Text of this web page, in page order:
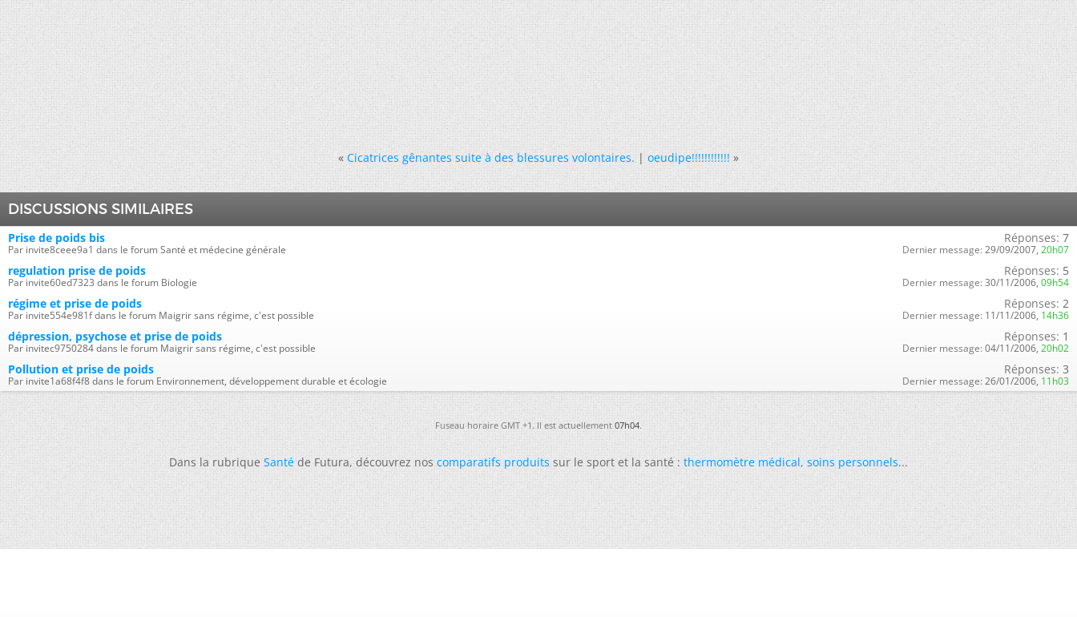
« Cicatrices gênantes suite à des blessures volontaires.|oeudipe!!!!!!!!!!!! »
DISCUSSIONS SIMILAIRES
Prise de poids bis
Par invite8ceee9a1 dans le forum Santé et médecine générale
Réponses: 7
Dernier message: 29/09/2007, 20h07
regulation prise de poids
Par invite60ed7323 dans le forum Biologie
Réponses: 5
Dernier message: 30/11/2006, 09h54
régime et prise de poids
Par invite554e981f dans le forum Maigrir sans régime, c'est possible
Réponses: 2
Dernier message: 11/11/2006, 14h36
dépression, psychose et prise de poids
Par invitec9750284 dans le forum Maigrir sans régime, c'est possible
Réponses: 1
Dernier message: 04/11/2006, 20h02
Pollution et prise de poids
Par invite1a68f4f8 dans le forum Environnement, développement durable et écologie
Réponses: 3
Dernier message: 26/01/2006, 11h03
Fuseau horaire GMT +1. Il est actuellement07h04.
Dans la rubriqueSantéde Futura, découvrez noscomparatifs produitssur le sport et la santé :thermomètre médical,soins personnels...